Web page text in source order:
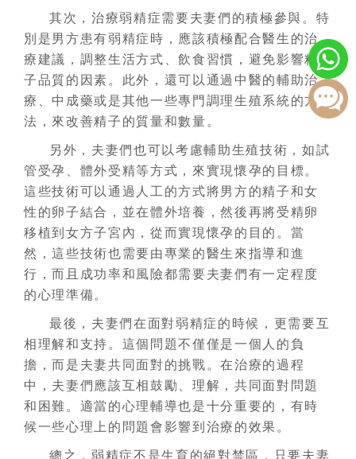
其次，治療弱精症需要夫妻們的積極參與。特
別是男方患有弱精症時，應該積極配合醫生的治
療建議，調整生活方式、飲食習慣，避免影響精
子品質的因素。此外，還可以通過中醫的輔助治
療、中成藥或是其他一些專門調理生殖系統的方
法，來改善精子的質量和數量。
另外，夫妻們也可以考慮輔助生殖技術，如試
管受孕、體外受精等方式，來實現懷孕的目標。
這些技術可以通過人工的方式將男方的精子和女
性的卵子結合，並在體外培養，然後再將受精卵
移植到女方子宮內，從而實現懷孕的目的。當
然，這些技術也需要由專業的醫生來指導和進
行，而且成功率和風險都需要夫妻們有一定程度
的心理準備。
最後，夫妻們在面對弱精症的時候，更需要互
相理解和支持。這個問題不僅僅是一個人的負
擔，而是夫妻共同面對的挑戰。在治療的過程
中，夫妻們應該互相鼓勵、理解，共同面對問題
和困難。適當的心理輔導也是十分重要的，有時
候一些心理上的問題會影響到治療的效果。
總之，弱精症不是生育的絕對禁區，只要夫妻